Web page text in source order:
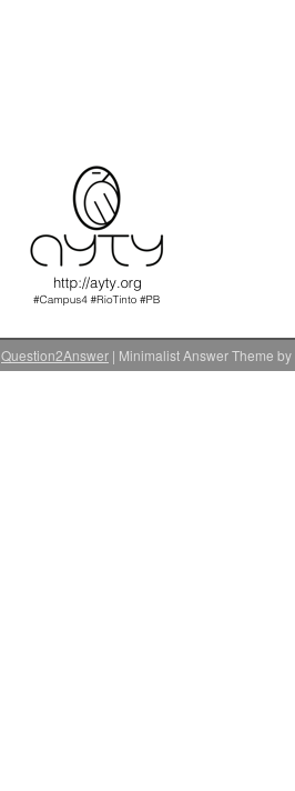
| Minimalist Answer Theme by
Question2Answer